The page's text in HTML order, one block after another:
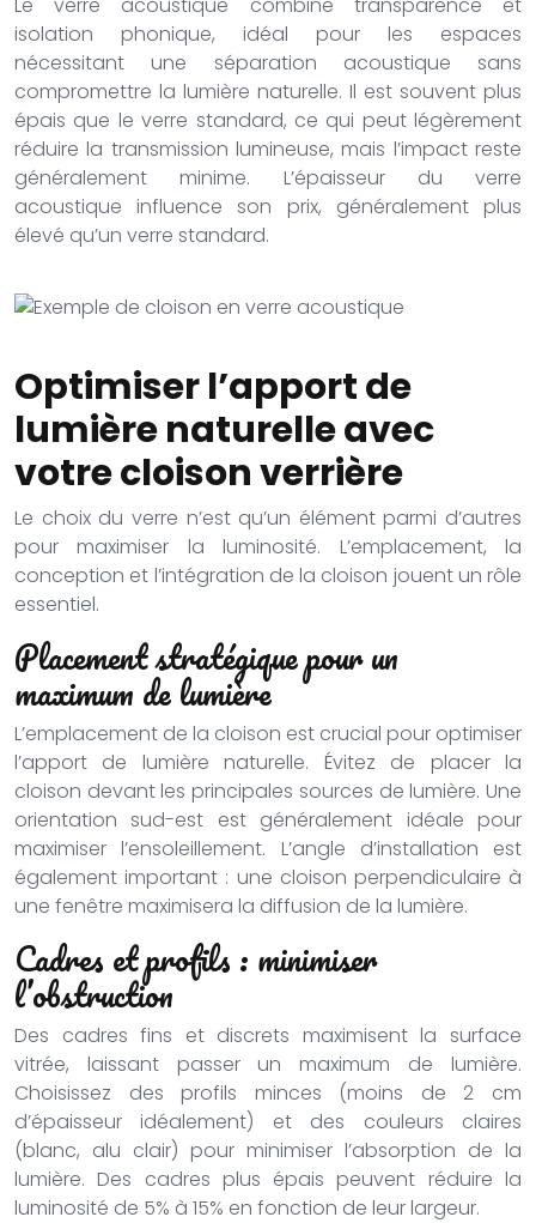
isolation phonique, idéal pour les espaces
nécessitant une séparation acoustique sans
compromettre la lumière naturelle. Il est souvent plus
épais que le verre standard, ce qui peut légèrement
réduire la transmission lumineuse, mais l’impact reste
généralement minime. L’épaisseur du verre
acoustique influence son prix, généralement plus
élevé qu’un verre standard.
Optimiser l’apport de
lumière naturelle avec
votre cloison verrière
Le choix du verre n’est qu’un élément parmi d’autres
pour maximiser la luminosité. L’emplacement, la
conception et l’intégration de la cloison jouent un rôle
essentiel.
Placement stratégique pour un
maximum de lumière
L’emplacement de la cloison est crucial pour optimiser
l’apport de lumière naturelle. Évitez de placer la
cloison devant les principales sources de lumière. Une
orientation sud-est est généralement idéale pour
maximiser l’ensoleillement. L’angle d’installation est
également important : une cloison perpendiculaire à
une fenêtre maximisera la diffusion de la lumière.
Cadres et profils : minimiser
l’obstruction
Des cadres fins et discrets maximisent la surface
vitrée, laissant passer un maximum de lumière.
Choisissez des profils minces (moins de 2 cm
d’épaisseur idéalement) et des couleurs claires
(blanc, alu clair) pour minimiser l’absorption de la
lumière. Des cadres plus épais peuvent réduire la
luminosité de 5% à 15% en fonction de leur largeur.